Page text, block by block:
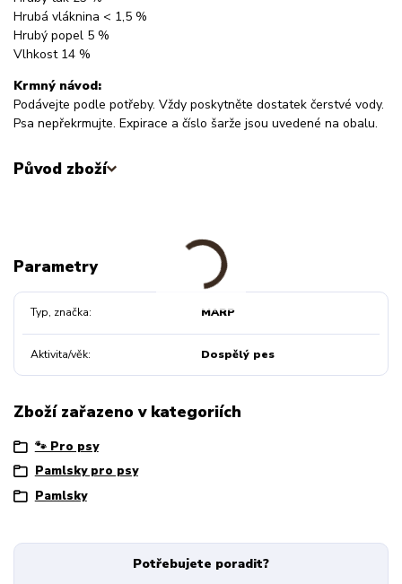
Hrubá vláknina < 1,5 %
Hrubý popel 5 %
Vlhkost 14 %
Krmný návod:
Podávejte podle potřeby. Vždy poskytněte dostatek čerstvé vody.
Psa nepřekrmujte. Expirace a číslo šarže jsou uvedené na obalu.
Původ zboží
Parametry
Typ, značka MARP
Aktivita/věk Dospělý pes
Zboží zařazeno v kategoriích
🐾 Pro psy
Pamlsky pro psy
Pamlsky
Potřebujete poradit?